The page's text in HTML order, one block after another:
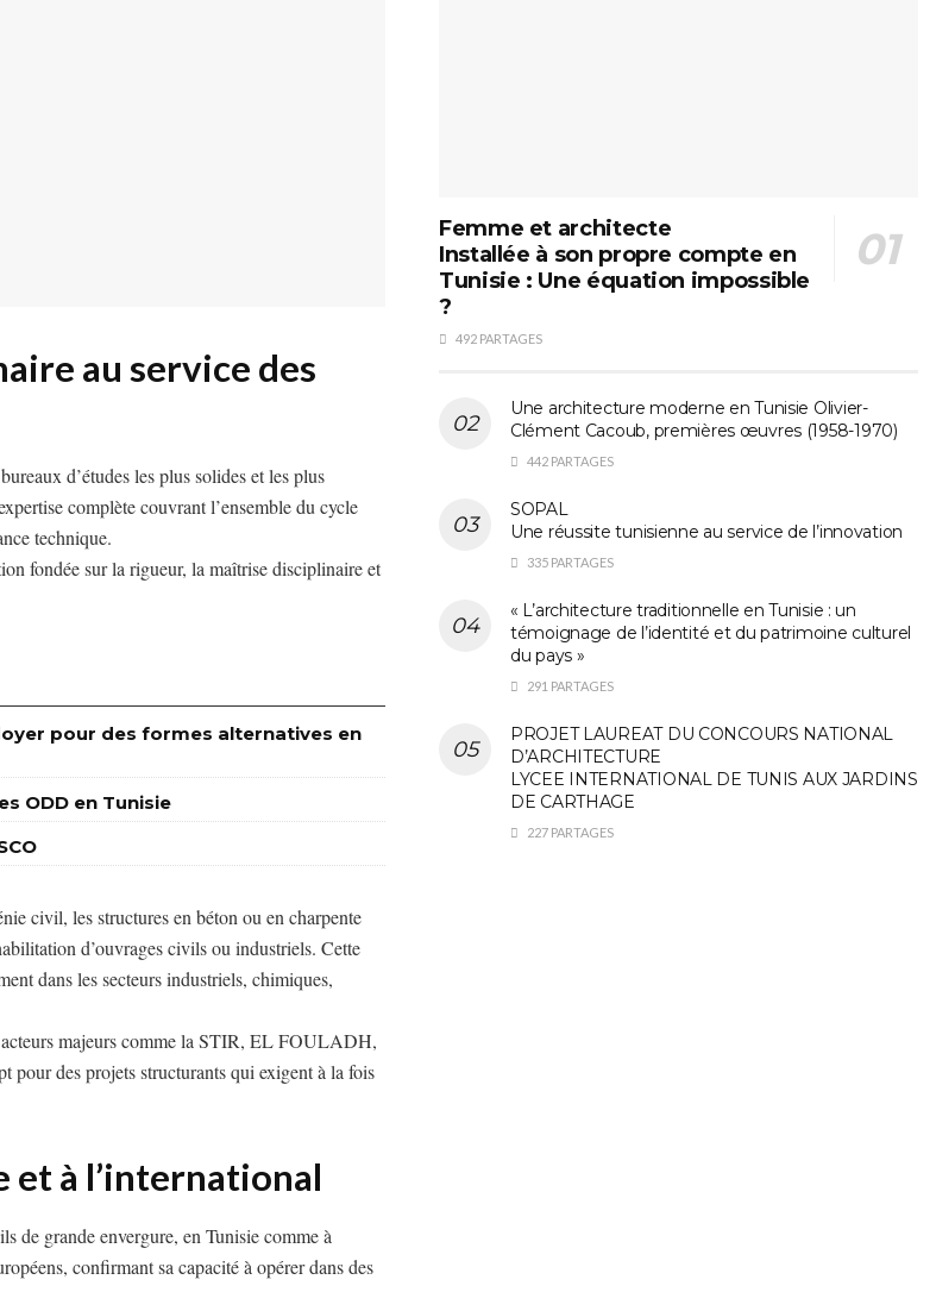
au service des
d’études les plus solides et les plus
complète couvrant l’ensemble du cycle
technique.
fondée sur la rigueur, la maîtrise disciplinaire et
pour des formes alternatives en
ODD en Tunisie
civil, les structures en béton ou en charpente
d’ouvrages civils ou industriels. Cette
dans les secteurs industriels, chimiques,
acteurs majeurs comme la STIR, EL FOULADH,
des projets structurants qui exigent à la fois
et à l’international
de grande envergure, en Tunisie comme à
confirmant sa capacité à opérer dans des
Femme et architecte
Installée à son propre compte en
Tunisie : Une équation impossible
?
492 PARTAGES
Une architecture moderne en Tunisie Olivier-
Clément Cacoub, premières œuvres (1958-1970)
442 PARTAGES
SOPAL
Une réussite tunisienne au service de l’innovation
335 PARTAGES
« L’architecture traditionnelle en Tunisie : un
témoignage de l’identité et du patrimoine culturel
du pays »
291 PARTAGES
PROJET LAUREAT DU CONCOURS NATIONAL
D’ARCHITECTURE
LYCEE INTERNATIONAL DE TUNIS AUX JARDINS
DE CARTHAGE
227 PARTAGES